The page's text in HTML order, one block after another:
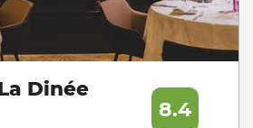
Dinée
8.4